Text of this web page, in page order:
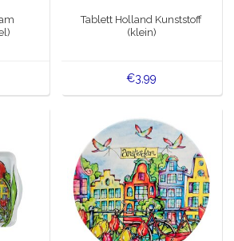
Tablett Holland Kunststoff
(klein)
€3,99